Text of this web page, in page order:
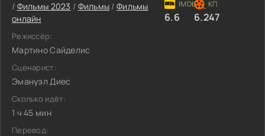
/ Фильмы 2023 / Фильмы /Фильмы
онлайн
Режиссёр:
Мартино Сайделис
Сценарист:
Эмануэл Диес
Сколько идёт:
1 ч 45 мин
Перевод:
6.6 6.247